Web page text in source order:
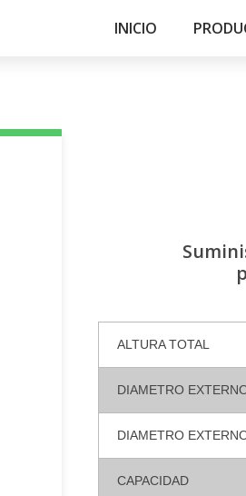
INICIO
ALTURA TOTAL
DIAMETRO
DIAMETRO
CAPACIDAD